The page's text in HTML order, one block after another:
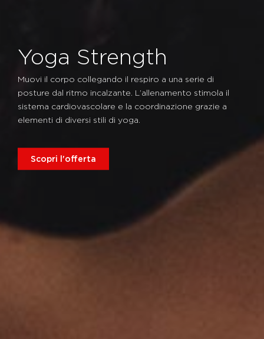
Yoga Strength
Muovi il corpo collegando il respiro a una serie di
posture dal ritmo incalzante. L’allenamento stimola il
sistema cardiovascolare e la coordinazione grazie a
elementi di diversi stili di yoga.
Scopri l'offerta